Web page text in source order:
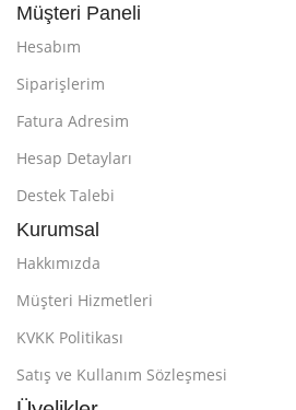
Müşteri Paneli
Hesabım
Siparişlerim
Fatura Adresim
Hesap Detayları
Destek Talebi
Kurumsal
Hakkımızda
Müşteri Hizmetleri
KVKK Politikası
Satış ve Kullanım Sözleşmesi